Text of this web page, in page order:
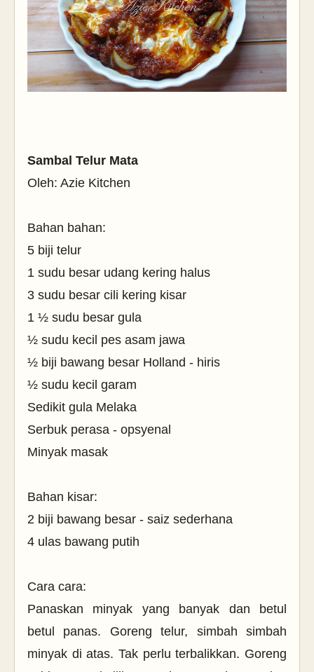
Sambal Telur Mata
Oleh: Azie Kitchen
Bahan bahan:
5 biji telur
1 sudu besar udang kering halus
3 sudu besar cili kering kisar
1 ½ sudu besar gula
½ sudu kecil pes asam jawa
½ biji bawang besar Holland - hiris
½ sudu kecil garam
Sedikit gula Melaka
Serbuk perasa - opsyenal
Minyak masak
Bahan kisar:
2 biji bawang besar - saiz sederhana
4 ulas bawang putih
Cara cara:
Panaskan minyak yang banyak dan betul
betul panas. Goreng telur, simbah simbah
minyak di atas. Tak perlu terbalikkan. Goreng